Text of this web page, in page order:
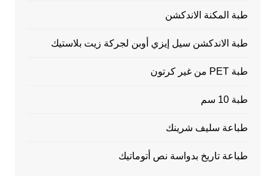
طبة المكنة الاندكشن
طبة الاندكشن سيل إيزي أوبن لجركة زيت بلاستيك
طبة PET من غير كرتون
طبة 10 سم
طباعة سليف شرينك
طباعة تاريخ بدواسة نص أتوماتيك